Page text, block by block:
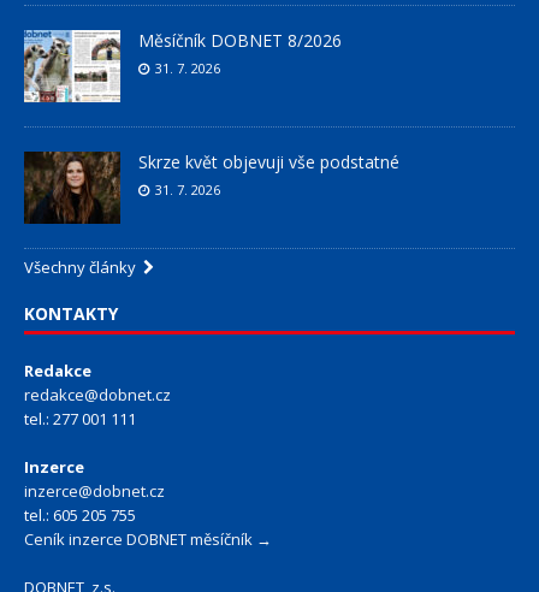
Měsíčník DOBNET 8/2026
31. 7. 2026
Skrze květ objevuji vše podstatné
31. 7. 2026
Všechny články
KONTAKTY
Redakce
redakce@dobnet.cz
tel.: 277 001 111
Inzerce
inzerce@dobnet.cz
tel.: 605 205 755
Ceník inzerce DOBNET měsíčník →
DOBNET, z.s.